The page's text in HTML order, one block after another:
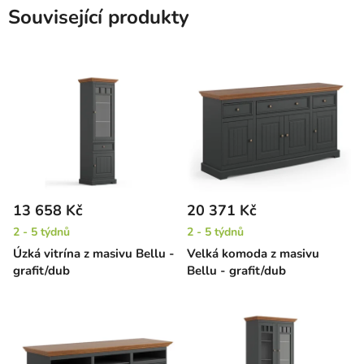
Související produkty
Úzká vitrína z masivu Bellu -
grafit/dub
13 658 Kč
2 - 5 týdnů
Velká komoda z masivu
Bellu - grafit/dub
20 371 Kč
2 - 5 týdnů